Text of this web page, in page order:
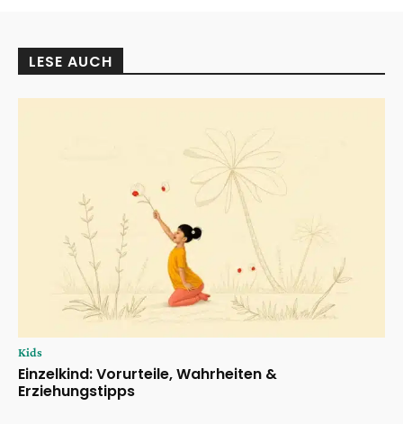
LESE AUCH
Kids
Einzelkind: Vorurteile, Wahrheiten &
Erziehungstipps